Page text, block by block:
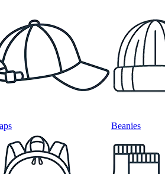
Beanies